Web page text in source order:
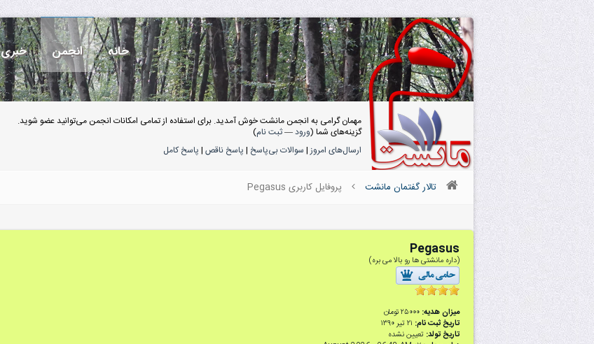
خانه انجمن خبری
مهمان گرامی به انجمن مانشت خوش آمدید. برای استفاده از تمامی امکانات انجمن می‌توانید عضو شوید.
گزینه‌های شما (ورود—ثبت نام)
ارسال‌های امروز| سوالات بی‌پاسخ | پاسخ ناقص | پاسخ کامل
تالار گفتمان مانشت پروفایل کاربری Pegasus
Pegasus
(داره مانشتی ها رو بالا می بره)
میزان هدیه: ۲۵۰۰۰ تومان
تاریخ ثبت نام: ۲۱ تیر ۱۳۹۰
تاریخ تولد: تعیین نشده